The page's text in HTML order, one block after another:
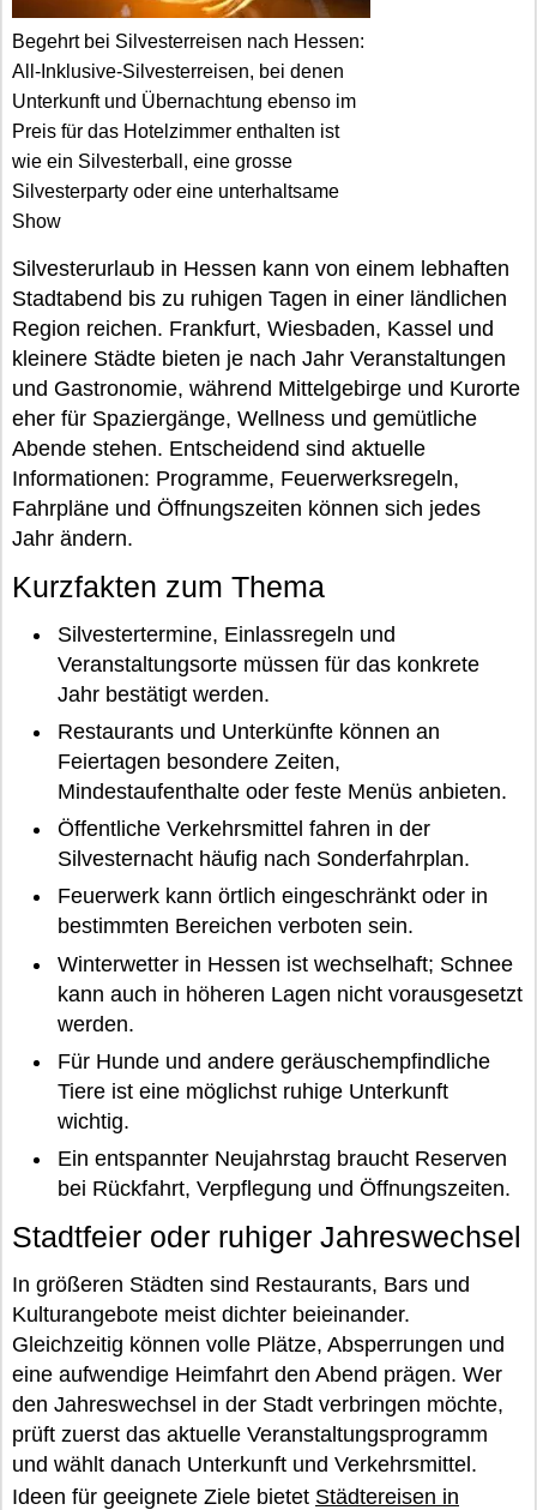
Begehrt bei Silvesterreisen nach Hessen:
All-Inklusive-Silvesterreisen, bei denen
Unterkunft und Übernachtung ebenso im
Preis für das Hotelzimmer enthalten ist
wie ein Silvesterball, eine grosse
Silvesterparty oder eine unterhaltsame
Show
Silvesterurlaub in Hessen kann von einem lebhaften
Stadtabend bis zu ruhigen Tagen in einer ländlichen
Region reichen. Frankfurt, Wiesbaden, Kassel und
kleinere Städte bieten je nach Jahr Veranstaltungen
und Gastronomie, während Mittelgebirge und Kurorte
eher für Spaziergänge, Wellness und gemütliche
Abende stehen. Entscheidend sind aktuelle
Informationen: Programme, Feuerwerksregeln,
Fahrpläne und Öffnungszeiten können sich jedes
Jahr ändern.
Kurzfakten zum Thema
Silvestertermine, Einlassregeln und
Veranstaltungsorte müssen für das konkrete
Jahr bestätigt werden.
Restaurants und Unterkünfte können an
Feiertagen besondere Zeiten,
Mindestaufenthalte oder feste Menüs anbieten.
Öffentliche Verkehrsmittel fahren in der
Silvesternacht häufig nach Sonderfahrplan.
Feuerwerk kann örtlich eingeschränkt oder in
bestimmten Bereichen verboten sein.
Winterwetter in Hessen ist wechselhaft; Schnee
kann auch in höheren Lagen nicht vorausgesetzt
werden.
Für Hunde und andere geräuschempfindliche
Tiere ist eine möglichst ruhige Unterkunft
wichtig.
Ein entspannter Neujahrstag braucht Reserven
bei Rückfahrt, Verpflegung und Öffnungszeiten.
Stadtfeier oder ruhiger Jahreswechsel
In größeren Städten sind Restaurants, Bars und
Kulturangebote meist dichter beieinander.
Gleichzeitig können volle Plätze, Absperrungen und
eine aufwendige Heimfahrt den Abend prägen. Wer
den Jahreswechsel in der Stadt verbringen möchte,
prüft zuerst das aktuelle Veranstaltungsprogramm
und wählt danach Unterkunft und Verkehrsmittel.
Ideen für geeignete Ziele bietet Städtereisen in